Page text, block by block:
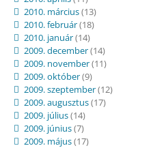
2010. március(13)
2010. február(18)
2010. január(14)
2009. december(14)
2009. november(11)
2009. október(9)
2009. szeptember(12)
2009. augusztus(17)
2009. július(14)
2009. június(7)
2009. május(17)